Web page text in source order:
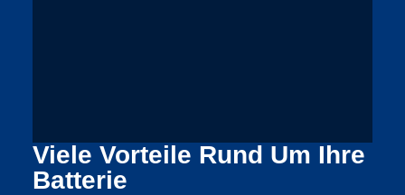
Viele Vorteile Rund Um Ihre
Batterie